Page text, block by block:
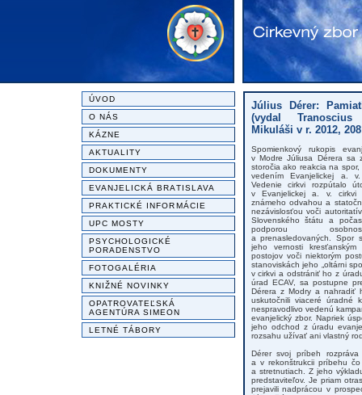
ÚVOD
O NÁS
KÁZNE
AKTUALITY
DOKUMENTY
EVANJELICKÁ BRATISLAVA
PRAKTICKÉ INFORMÁCIE
UPC MOSTY
PSYCHOLOGICKÉ
PORADENSTVO
FOTOGALÉRIA
KNIŽNÉ NOVINKY
OPATROVATEĽSKÁ
AGENTÚRA SIMEON
LETNÉ TÁBORY
Július Dérer:
(vydal
Mikuláši v r. 2012,
Spomienkový rukopis
v Modre Júliusa Dérera sa
storočia ako reakcia na
vedením Evanjelickej a.
Vedenie cirkvi rozpútalo
v Evanjelickej a. v.
známeho odvahou a
nezávislosťou voči
Slovenského štátu a
podporou
a prenasledovaných. Spor
jeho vernosti
postojov voči niektorým
stanoviskách jeho „oltárni
v cirkvi a odstrániť ho z
úrad ECAV, sa postupne
Dérera z Modry a nahradiť
uskutočnili viaceré úradné
nespravodlivo vedenú
evanjelický zbor. Napriek
jeho odchod z úradu
rozsahu užívať ani vlastný
Dérer svoj príbeh
a v rekonštrukcii príbehu
a stretnutiach. Z jeho
predstaviteľov. Je priam
prejavili nadprácou v